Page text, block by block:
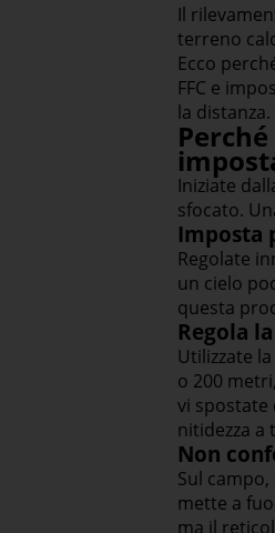
Il
terreno
Ecco
FFC e
la
Iniziate
sfocato.
Imposta
Regolate
un cielo
questa
Regola
Utilizzate
o 200
vi spostate
nitidezza a
Non
Sul
mette a
ma il